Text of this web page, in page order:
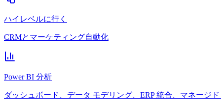
ハイレベルに行く
CRMとマーケティング自動化
Power BI 分析
ダッシュボード、データ モデリング、ERP 統合、マネージド